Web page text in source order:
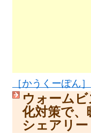
［かうくーぽん］
ウォーム
化対策で、
シェアリー